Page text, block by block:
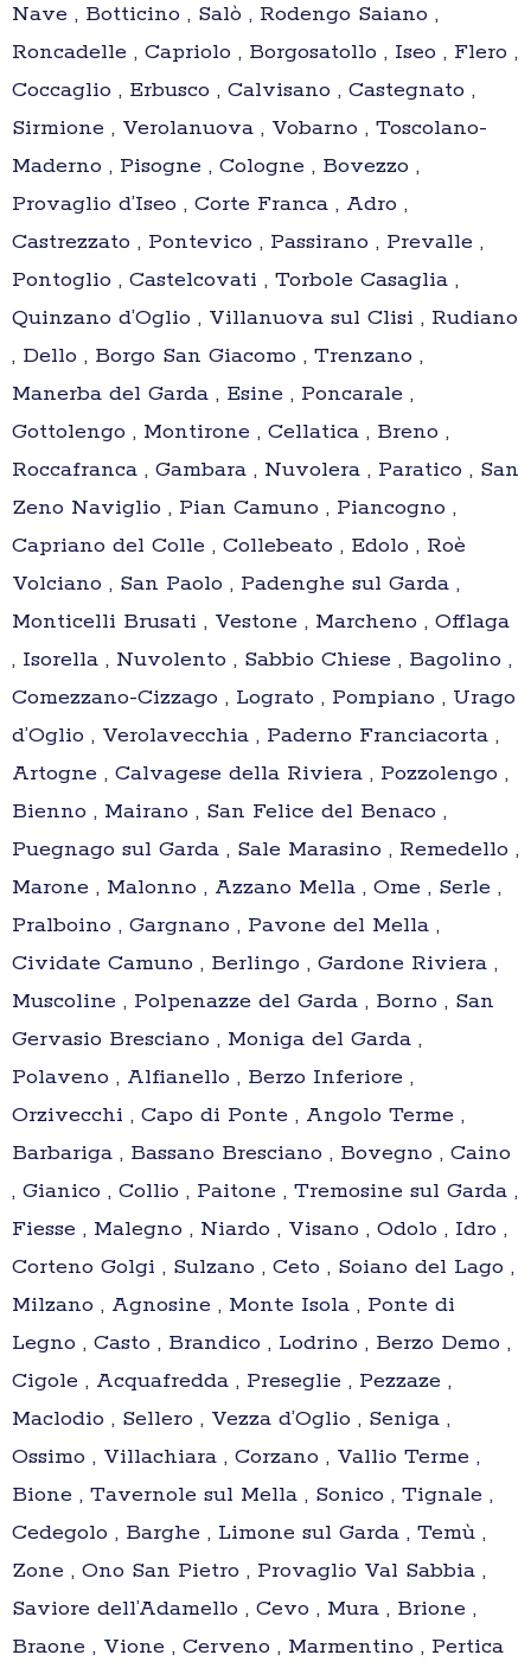
Nave , Botticino , Salò , Rodengo Saiano ,
Roncadelle , Capriolo , Borgosatollo , Iseo , Flero ,
Coccaglio , Erbusco , Calvisano , Castegnato ,
Sirmione , Verolanuova , Vobarno , Toscolano-
Maderno , Pisogne , Cologne , Bovezzo ,
Provaglio d’Iseo , Corte Franca , Adro ,
Castrezzato , Pontevico , Passirano , Prevalle ,
Pontoglio , Castelcovati , Torbole Casaglia ,
Quinzano d’Oglio , Villanuova sul Clisi , Rudiano
, Dello , Borgo San Giacomo , Trenzano ,
Manerba del Garda , Esine , Poncarale ,
Gottolengo , Montirone , Cellatica , Breno ,
Roccafranca , Gambara , Nuvolera , Paratico , San
Zeno Naviglio , Pian Camuno , Piancogno ,
Capriano del Colle , Collebeato , Edolo , Roè
Volciano , San Paolo , Padenghe sul Garda ,
Monticelli Brusati , Vestone , Marcheno , Offlaga
, Isorella , Nuvolento , Sabbio Chiese , Bagolino ,
Comezzano-Cizzago , Lograto , Pompiano , Urago
d’Oglio , Verolavecchia , Paderno Franciacorta ,
Artogne , Calvagese della Riviera , Pozzolengo ,
Bienno , Mairano , San Felice del Benaco ,
Puegnago sul Garda , Sale Marasino , Remedello ,
Marone , Malonno , Azzano Mella , Ome , Serle ,
Pralboino , Gargnano , Pavone del Mella ,
Cividate Camuno , Berlingo , Gardone Riviera ,
Muscoline , Polpenazze del Garda , Borno , San
Gervasio Bresciano , Moniga del Garda ,
Polaveno , Alfianello , Berzo Inferiore ,
Orzivecchi , Capo di Ponte , Angolo Terme ,
Barbariga , Bassano Bresciano , Bovegno , Caino
, Gianico , Collio , Paitone , Tremosine sul Garda ,
Fiesse , Malegno , Niardo , Visano , Odolo , Idro ,
Corteno Golgi , Sulzano , Ceto , Soiano del Lago ,
Milzano , Agnosine , Monte Isola , Ponte di
Legno , Casto , Brandico , Lodrino , Berzo Demo ,
Cigole , Acquafredda , Preseglie , Pezzaze ,
Maclodio , Sellero , Vezza d’Oglio , Seniga ,
Ossimo , Villachiara , Corzano , Vallio Terme ,
Bione , Tavernole sul Mella , Sonico , Tignale ,
Cedegolo , Barghe , Limone sul Garda , Temù ,
Zone , Ono San Pietro , Provaglio Val Sabbia ,
Saviore dell’Adamello , Cevo , Mura , Brione ,
Braone , Vione , Cerveno , Marmentino , Pertica